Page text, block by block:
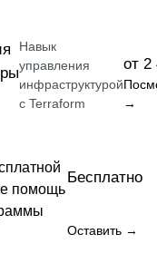
Навык
управления
инфраструктурой
с Terraform
от 2
→
помощь
Бесплатно
Оставить →